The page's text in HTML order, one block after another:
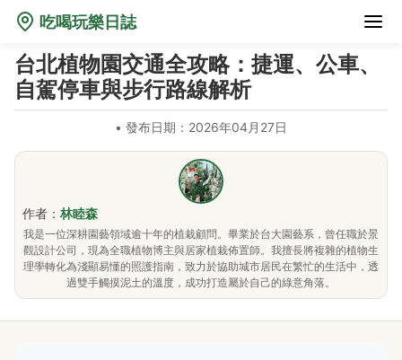
吃喝玩樂日誌
台北植物園交通全攻略：捷運、公車、
自駕停車與步行路線解析
• 發布日期：2026年04月27日
作者： 林睦森
我是一位深耕園藝領域逾十年的植栽顧問。畢業於台大園藝系，曾任職於景
觀設計公司，現為全職植物博主與居家植栽佈置師。我擅長將複雜的植物生
理學轉化為淺顯易懂的照護指南，致力於協助城市居民在繁忙的生活中，透
過雙手觸摸泥土的溫度，成功打造屬於自己的綠意角落。